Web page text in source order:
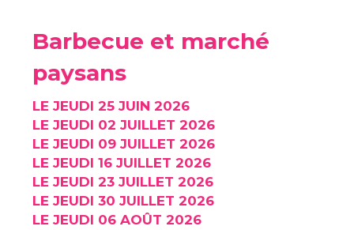
Barbecue et marché
paysans
LE JEUDI 25 JUIN 2026
LE JEUDI 02 JUILLET 2026
LE JEUDI 09 JUILLET 2026
LE JEUDI 16 JUILLET 2026
LE JEUDI 23 JUILLET 2026
LE JEUDI 30 JUILLET 2026
LE JEUDI 06 AOÛT 2026